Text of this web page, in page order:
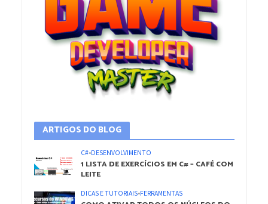
ARTIGOS DO BLOG
C#•DESENVOLVIMENTO
1 LISTA DE EXERCÍCIOS EM C# – CAFÉ COM
LEITE
DICAS E TUTORIAIS•FERRAMENTAS